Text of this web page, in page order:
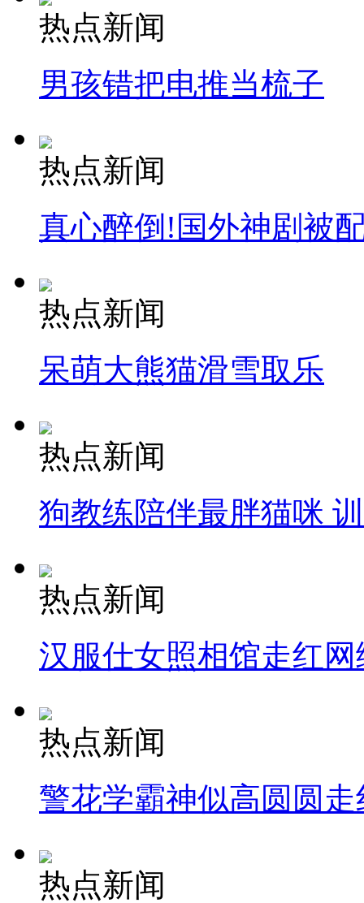
热点新闻
男孩错把电推当梳子
热点新闻
真心醉倒!国外神剧被
热点新闻
呆萌大熊猫滑雪取乐
热点新闻
狗教练陪伴最胖猫咪
热点新闻
汉服仕女照相馆走红网
热点新闻
警花学霸神似高圆圆走
热点新闻